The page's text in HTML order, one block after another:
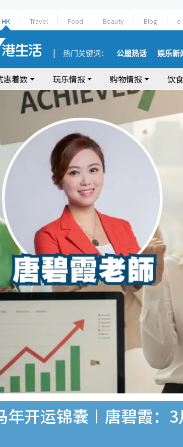
HK Travel Food Beauty Blog
热门关键词： 公屋热话 娱乐新
惠着数 玩乐情报 购物情报 饮
年开运锦囊︱唐碧霞：